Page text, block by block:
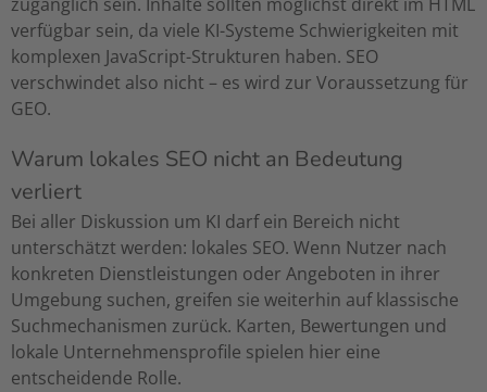
verfügbar sein, da viele KI-Systeme Schwierigkeiten mit
komplexen JavaScript-Strukturen haben. SEO
verschwindet also nicht – es wird zur Voraussetzung für
GEO.
Warum lokales SEO nicht an Bedeutung
verliert
Bei aller Diskussion um KI darf ein Bereich nicht
unterschätzt werden: lokales SEO. Wenn Nutzer nach
konkreten Dienstleistungen oder Angeboten in ihrer
Umgebung suchen, greifen sie weiterhin auf klassische
Suchmechanismen zurück. Karten, Bewertungen und
lokale Unternehmensprofile spielen hier eine
entscheidende Rolle.